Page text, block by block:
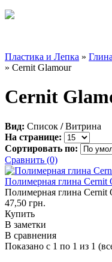
Пластика и Лепка » Глина
» Cernit Glamour
Cernit
Вид: Список / Витрина
На странице:
Сортировать по:
Сравнить (0)
Полимерная глина Cernit
Полимерная глина Cernit
47,50 грн.
Купить
В заметки
В сравнения
Показано с 1 по 1 из 1